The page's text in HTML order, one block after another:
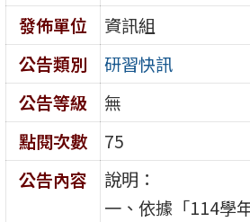
發佈單位
資訊組
公告類別
研習快訊
公告等級
無
點閱次數
75
公告內容
說明：
一、依據「114學